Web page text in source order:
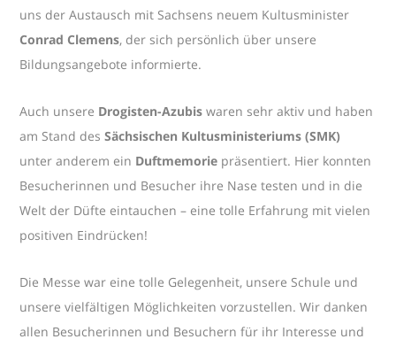
uns der Austausch mit Sachsens neuem Kultusminister
Conrad Clemens, der sich persönlich über unsere
Bildungsangebote informierte.
Auch unsere Drogisten-Azubis waren sehr aktiv und haben
am Stand desSächsischen Kultusministeriums (SMK)
unter anderem ein Duftmemorie präsentiert. Hier konnten
Besucherinnen und Besucher ihre Nase testen und in die
Welt der Düfte eintauchen – eine tolle Erfahrung mit vielen
positiven Eindrücken!
Die Messe war eine tolle Gelegenheit, unsere Schule und
unsere vielfältigen Möglichkeiten vorzustellen. Wir danken
allen Besucherinnen und Besuchern für ihr Interesse und